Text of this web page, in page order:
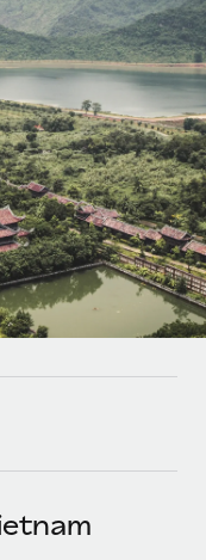
dans le monde
liées à l’emploi
toute simplicité
Remote grâce à
aux autres
pour les RH et la
RH sur
entreprises
tech
freelances
et les vitesses de